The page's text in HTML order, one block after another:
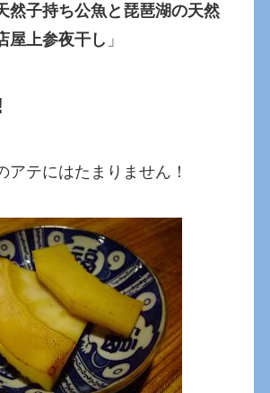
然子持ち公魚と琵琶湖の天然
屋上参夜干し 」
アテにはたまりません！